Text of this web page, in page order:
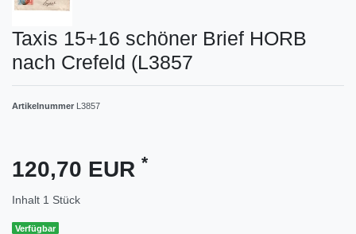
Taxis 15+16 schöner Brief HORB
nach Crefeld (L3857
Artikelnummer L3857
120,70 EUR *
Inhalt 1 Stück
Verfügbar